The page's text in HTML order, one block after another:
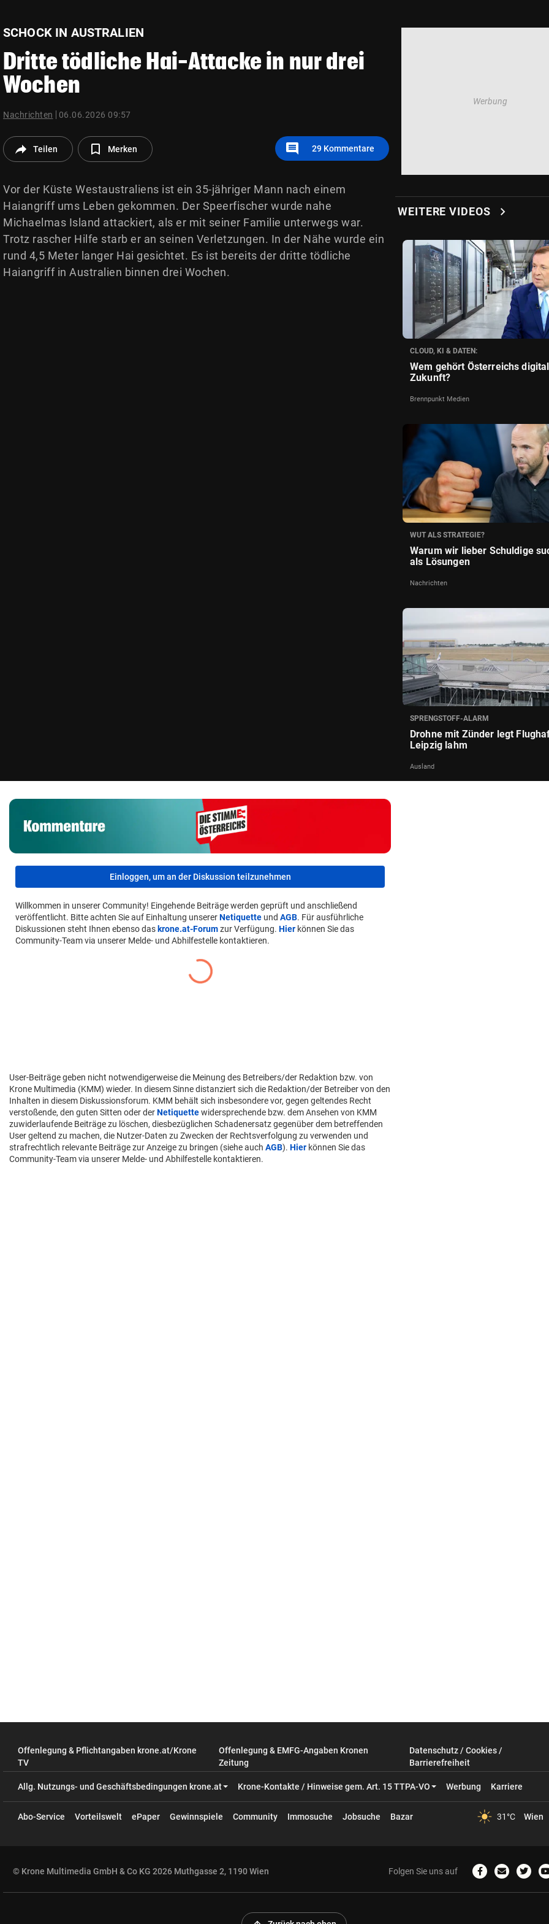
SCHOCK IN AUSTRALIEN
Dritte tödliche Hai-Attacke in nur drei
Wochen
Nachrichten 06.06.2026 09:57
Teilen Merken comment 29 Kommentare
Vor der Küste Westaustraliens ist ein 35-jähriger Mann nach einem
Haiangriff ums Leben gekommen. Der Speerfischer wurde nahe
Michaelmas Island attackiert, als er mit seiner Familie unterwegs war.
Trotz rascher Hilfe starb er an seinen Verletzungen. In der Nähe wurde ein
rund 4,5 Meter langer Hai gesichtet. Es ist bereits der dritte tödliche
Haiangriff in Australien binnen drei Wochen.
WEITERE VIDEOS chevron_right
CLOUD, KI & DATEN:
Wem gehört Österreichs
Zukunft?
Brennpunkt Medien
WUT ALS STRATEGIE?
Warum wir lieber Schuldige
als Lösungen
Nachrichten
SPRENGSTOFF-ALARM
Drohne mit Zünder legt
Leipzig lahm
Ausland
Einloggen, um an der Diskussion teilzunehmen
Willkommen in unserer Community! Eingehende Beiträge werden geprüft und anschließend
veröffentlicht. Bitte achten Sie auf Einhaltung unsererNetiquette und AGB. Für ausführliche
Diskussionen steht Ihnen ebenso das krone.at-Forumzur Verfügung. Hier können Sie das
Community-Team via unserer Melde- und Abhilfestelle kontaktieren.
User-Beiträge geben nicht notwendigerweise die Meinung des Betreibers/der Redaktion bzw. von
Krone Multimedia (KMM) wieder. In diesem Sinne distanziert sich die Redaktion/der Betreiber von den
Inhalten in diesem Diskussionsforum. KMM behält sich insbesondere vor, gegen geltendes Recht
verstoßende, den guten Sitten oder derNetiquettewidersprechende bzw. dem Ansehen von KMM
zuwiderlaufende Beiträge zu löschen, diesbezüglichen Schadenersatz gegenüber dem betreffenden
User geltend zu machen, die Nutzer-Daten zu Zwecken der Rechtsverfolgung zu verwenden und
strafrechtlich relevante Beiträge zur Anzeige zu bringen (siehe auch AGB). Hier können Sie das
Community-Team via unserer Melde- und Abhilfestelle kontaktieren.
Offenlegung & Pflichtangaben krone.at/Krone
TV
Offenlegung & EMFG-Angaben Kronen
Zeitung
Datenschutz / Cookies /
Barrierefreiheit
Allg. Nutzungs- und Geschäftsbedingungen krone.at Krone-Kontakte / Hinweise gem. Art. 15 TTPA-VO Werbung Karriere
Abo-Service Vorteilswelt ePaper Gewinnspiele Community Immosuche Jobsuche Bazar 31°C Wien
© Krone Multimedia GmbH & Co KG 2026 Muthgasse 2, 1190 Wien Folgen Sie uns auf
Zum
Facebook-
Email
schreiben
Zum